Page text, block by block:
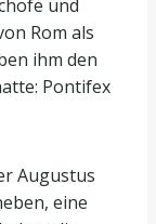
und
Rom als
ihm den
Pontifex
Augustus
eine